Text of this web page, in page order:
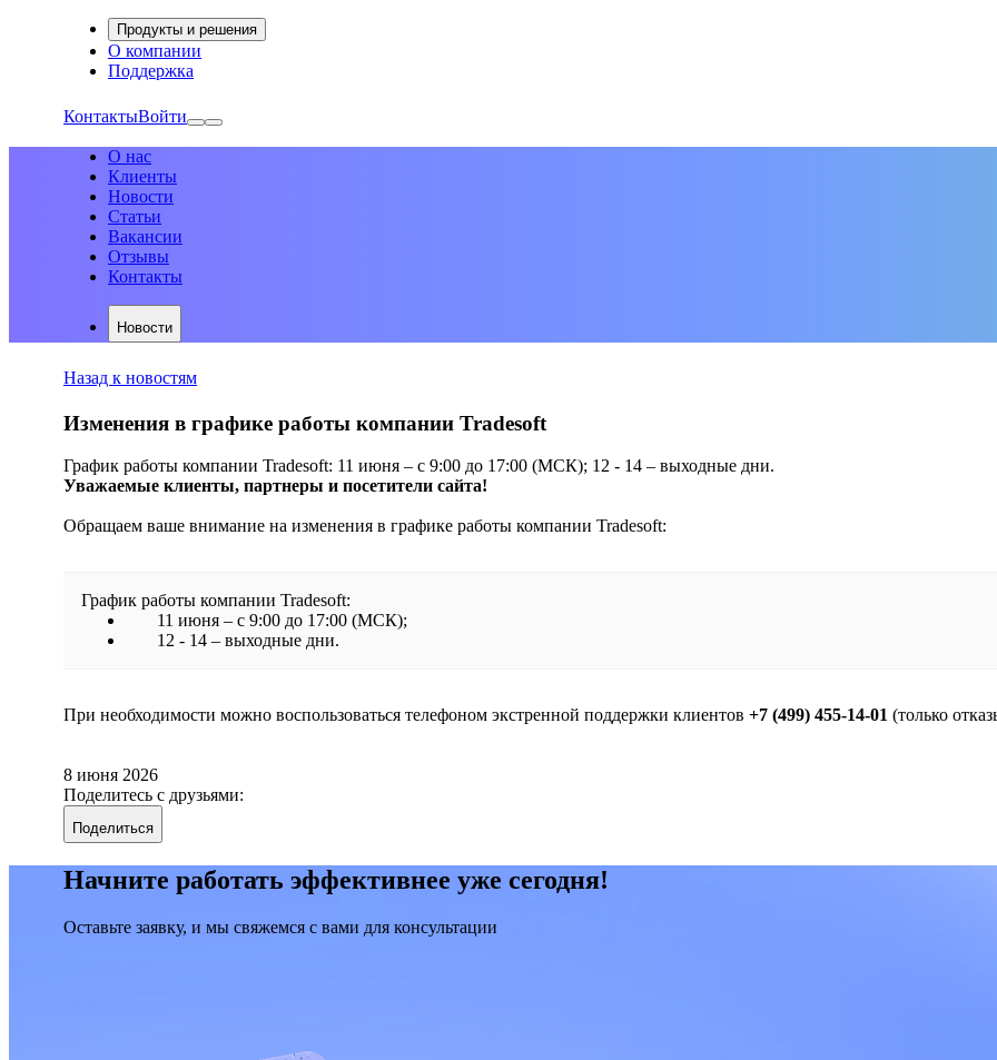
Продукты и решения
О компании
Поддержка
КонтактыВойти
О нас
Клиенты
Новости
Статьи
Вакансии
Отзывы
Контакты
Новости
Назад к новостям
Изменения в графике работы компании Tradesoft
График работы компании Tradesoft: 11 июня – c 9:00 до 17:00 (МСК); 12 - 14 – выходные дни.
Уважаемые клиенты, партнеры и посетители сайта!
Обращаем ваше внимание на изменения в графике работы компании Tradesoft:
График работы компании Tradesoft:
11 июня – c 9:00 до 17:00 (МСК);
12 - 14 – выходные дни.
При необходимости можно воспользоваться телефоном экстренной поддержки клиентов +7 (499) 455-14-01 (только
8 июня 2026
Поделитесь с друзьями:
Поделиться
Начните работать эффективнее уже сегодня!
Оставьте заявку, и мы свяжемся с вами для консультации